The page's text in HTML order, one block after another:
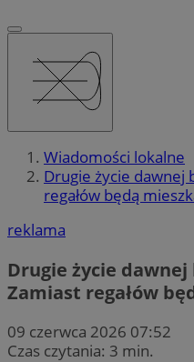
Wiadomości lokalne
Drugie życie dawnej
regałów będą
reklama
Drugie życie
Zamiast regałów
09 czerwca 2026 07:52
Czas czytania: 3 min.